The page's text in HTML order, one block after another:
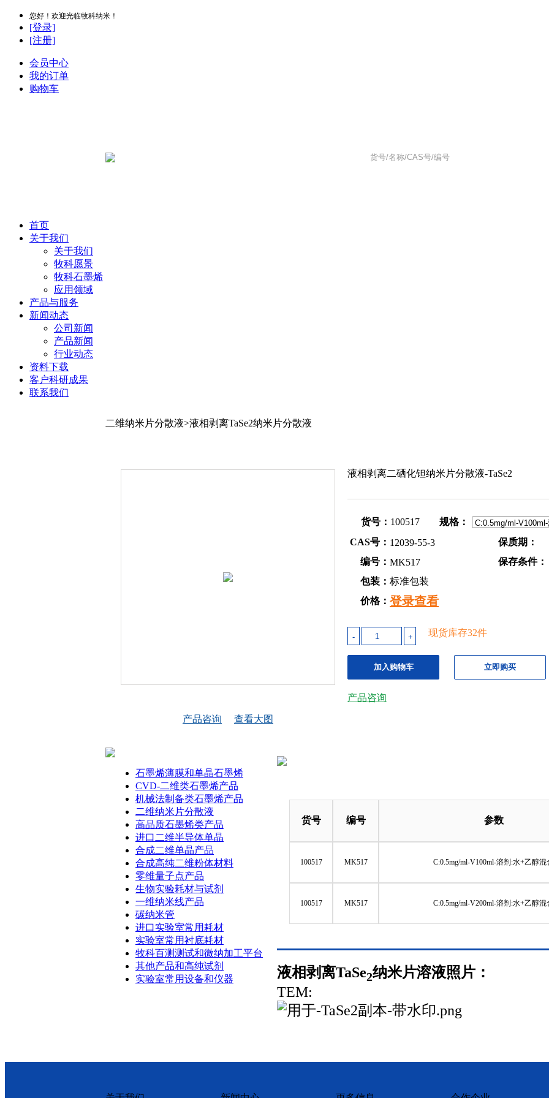
您好！欢迎光临牧科纳米！
[登录]
[注册]
会员中心
我的订单
购物车
首页
关于我们
关于我们
牧科愿景
牧科石墨烯
应用领域
产品与服务
新闻动态
公司新闻
产品新闻
行业动态
资料下载
客户科研成果
联系我们
二维纳米片分散液>液相剥离TaSe2纳米片分散液
液相剥离二硒化钽纳米片分散液-TaSe2
货号： 100517
规格：
CAS号： 12039-55-3
保质期：
编号： MK517
保存条件：
包装： 标准包装
价格： 登录查看
- + 现货库存32件
加入购物车 立即购买
产品咨询
产品咨询 查看大图
石墨烯薄膜和单晶石墨烯
CVD-二维类石墨烯产品
机械法制备类石墨烯产品
二维纳米片分散液
高品质石墨烯类产品
进口二维半导体单晶
合成二维单晶产品
合成高纯二维粉体材料
零维量子点产品
生物实验耗材与试剂
一维纳米线产品
碳纳米管
进口实验室常用耗材
实验室常用衬底耗材
牧科百测测试和微纳加工平台
其他产品和高纯试剂
实验室常用设备和仪器
货号 编号 参数
100517 MK517 C:0.5mg/ml-V100ml-溶剂:水+乙醇混
100517 MK517 C:0.5mg/ml-V200ml-溶剂:水+乙醇混
液相剥离TaSe2纳米片溶液照片：
TEM: